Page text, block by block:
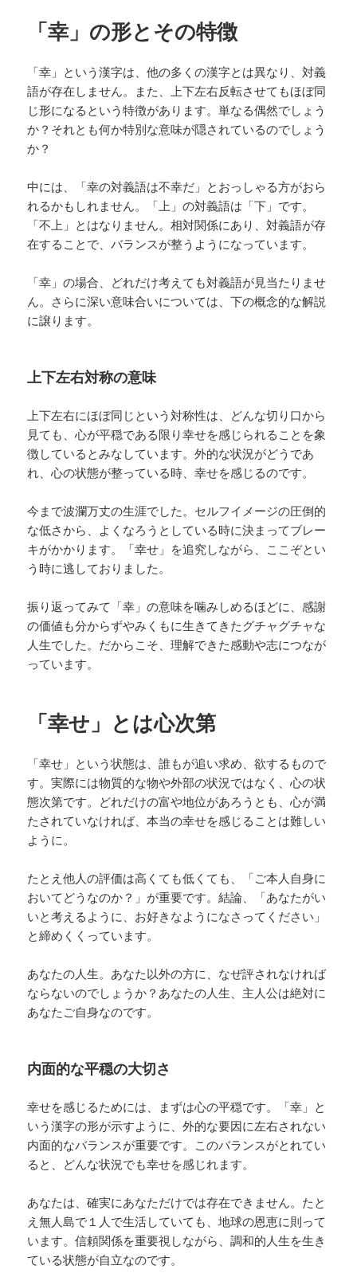
「幸」の形とその特徴
「幸」という漢字は、他の多くの漢字とは異なり、対義
語が存在しません。また、上下左右反転させてもほぼ同
じ形になるという特徴があります。単なる偶然でしょう
か？それとも何か特別な意味が隠されているのでしょう
か？
中には、「幸の対義語は不幸だ」とおっしゃる方がおら
れるかもしれません。「上」の対義語は「下」です。
「不上」とはなりません。相対関係にあり、対義語が存
在することで、バランスが整うようになっています。
「幸」の場合、どれだけ考えても対義語が見当たりませ
ん。さらに深い意味合いについては、下の概念的な解説
に譲ります。
上下左右対称の意味
上下左右にほぼ同じという対称性は、どんな切り口から
見ても、心が平穏である限り幸せを感じられることを象
徴しているとみなしています。外的な状況がどうであ
れ、心の状態が整っている時、幸せを感じるのです。
今まで波瀾万丈の生涯でした。セルフイメージの圧倒的
な低さから、よくなろうとしている時に決まってブレー
キがかかります。「幸せ」を追究しながら、ここぞとい
う時に逃しておりました。
振り返ってみて「幸」の意味を噛みしめるほどに、感謝
の価値も分からずやみくもに生きてきたグチャグチャな
人生でした。だからこそ、理解できた感動や志につなが
っています。
「幸せ」とは心次第
「幸せ」という状態は、誰もが追い求め、欲するもので
す。実際には物質的な物や外部の状況ではなく、心の状
態次第です。どれだけの富や地位があろうとも、心が満
たされていなければ、本当の幸せを感じることは難しい
ように。
たとえ他人の評価は高くても低くても、「ご本人自身に
おいてどうなのか？」が重要です。結論、「あなたがい
いと考えるように、お好きなようになさってください」
と締めくくっています。
あなたの人生。あなた以外の方に、なぜ評されなければ
ならないのでしょうか？あなたの人生、主人公は絶対に
あなたご自身なのです。
内面的な平穏の大切さ
幸せを感じるためには、まずは心の平穏です。「幸」と
いう漢字の形が示すように、外的な要因に左右されない
内面的なバランスが重要です。このバランスがとれてい
ると、どんな状況でも幸せを感じれます。
あなたは、確実にあなただけでは存在できません。たと
え無人島で１人で生活していても、地球の恩恵に則って
います。信頼関係を重要視しながら、調和的人生を生き
ている状態が自立なのです。